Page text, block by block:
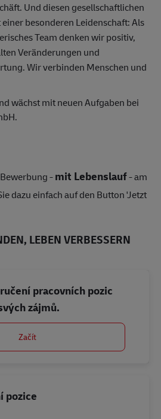
Und diesen gesellschaftlichen
besonderen Leidenschaft: Als
Team denken wir positiv,
Veränderungen und
Wir verbinden Menschen und
wächst mit neuen Aufgaben bei
-mit Lebenslauf- am
dazu einfach auf den Button 'Jetzt
LEBEN VERBESSERN
pracovních pozic
zájmů.
Začít
pozice